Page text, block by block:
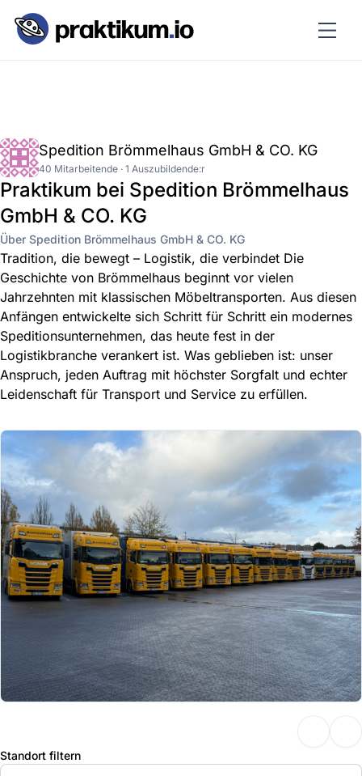
Spedition Brömmelhaus GmbH & CO. KG
40 Mitarbeitende · 1 Auszubildende:r
Praktikum bei Spedition Brömmelhaus
GmbH & CO. KG
Über Spedition Brömmelhaus GmbH & CO. KG
Tradition, die bewegt – Logistik, die verbindet Die
Geschichte von Brömmelhaus beginnt vor vielen
Jahrzehnten mit klassischen Möbeltransporten. Aus diesen
Anfängen entwickelte sich Schritt für Schritt ein modernes
Speditionsunternehmen, das heute fest in der
Logistikbranche verankert ist. Was geblieben ist: unser
Anspruch, jeden Auftrag mit höchster Sorgfalt und echter
Leidenschaft für Transport und Service zu erfüllen.
Standort filtern